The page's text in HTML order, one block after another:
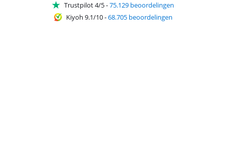
Trustpilot 4/5-75.129 beoordelingen
Kiyoh 9.1/10-68.705 beoordelingen